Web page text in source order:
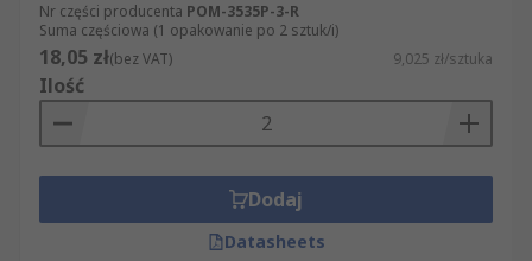
Nr części producenta POM-3535P-3-R
Suma częściowa (1 opakowanie po 2 sztuk/i)
18,05 zł(bez VAT) 9,025 zł/sztuka
Ilość
Dodaj
Datasheets